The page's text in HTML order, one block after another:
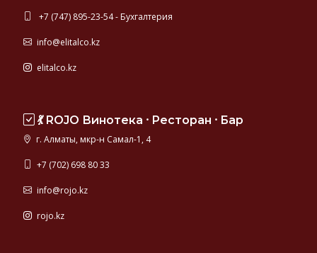
+7 (747) 895-23-54 - Бухгалтерия
info@elitalco.kz
elitalco.kz
💃 ROJO Винотека ⸱ Ресторан ⸱ Бар
г. Алматы, мкр-н Самал-1, 4
+7 (702) 698 80 33
info@rojo.kz
rojo.kz